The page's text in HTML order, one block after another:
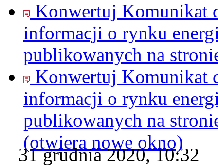
Konwertuj Komunikat
informacji o rynku
publikowanych na
Konwertuj Komunikat
informacji o rynku
publikowanych na
(otwiera nowe okno)
31 grudnia 2020, 10:32